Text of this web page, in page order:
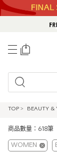
TOP > BEAUTY &
商品數量：618筆
WOMEN